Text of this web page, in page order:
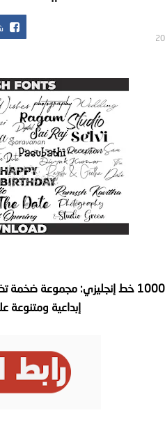
إبداعية ومتنوعة